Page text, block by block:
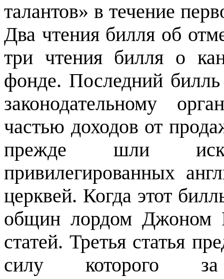
талантов» в течение
Два чтения билля об
три чтения билля о
фонде. Последний билль
законодательному
частью доходов от
прежде шли
привилегированных
церквей. Когда этот
общин лордом Джоном
статей. Третья статья
силу которого за